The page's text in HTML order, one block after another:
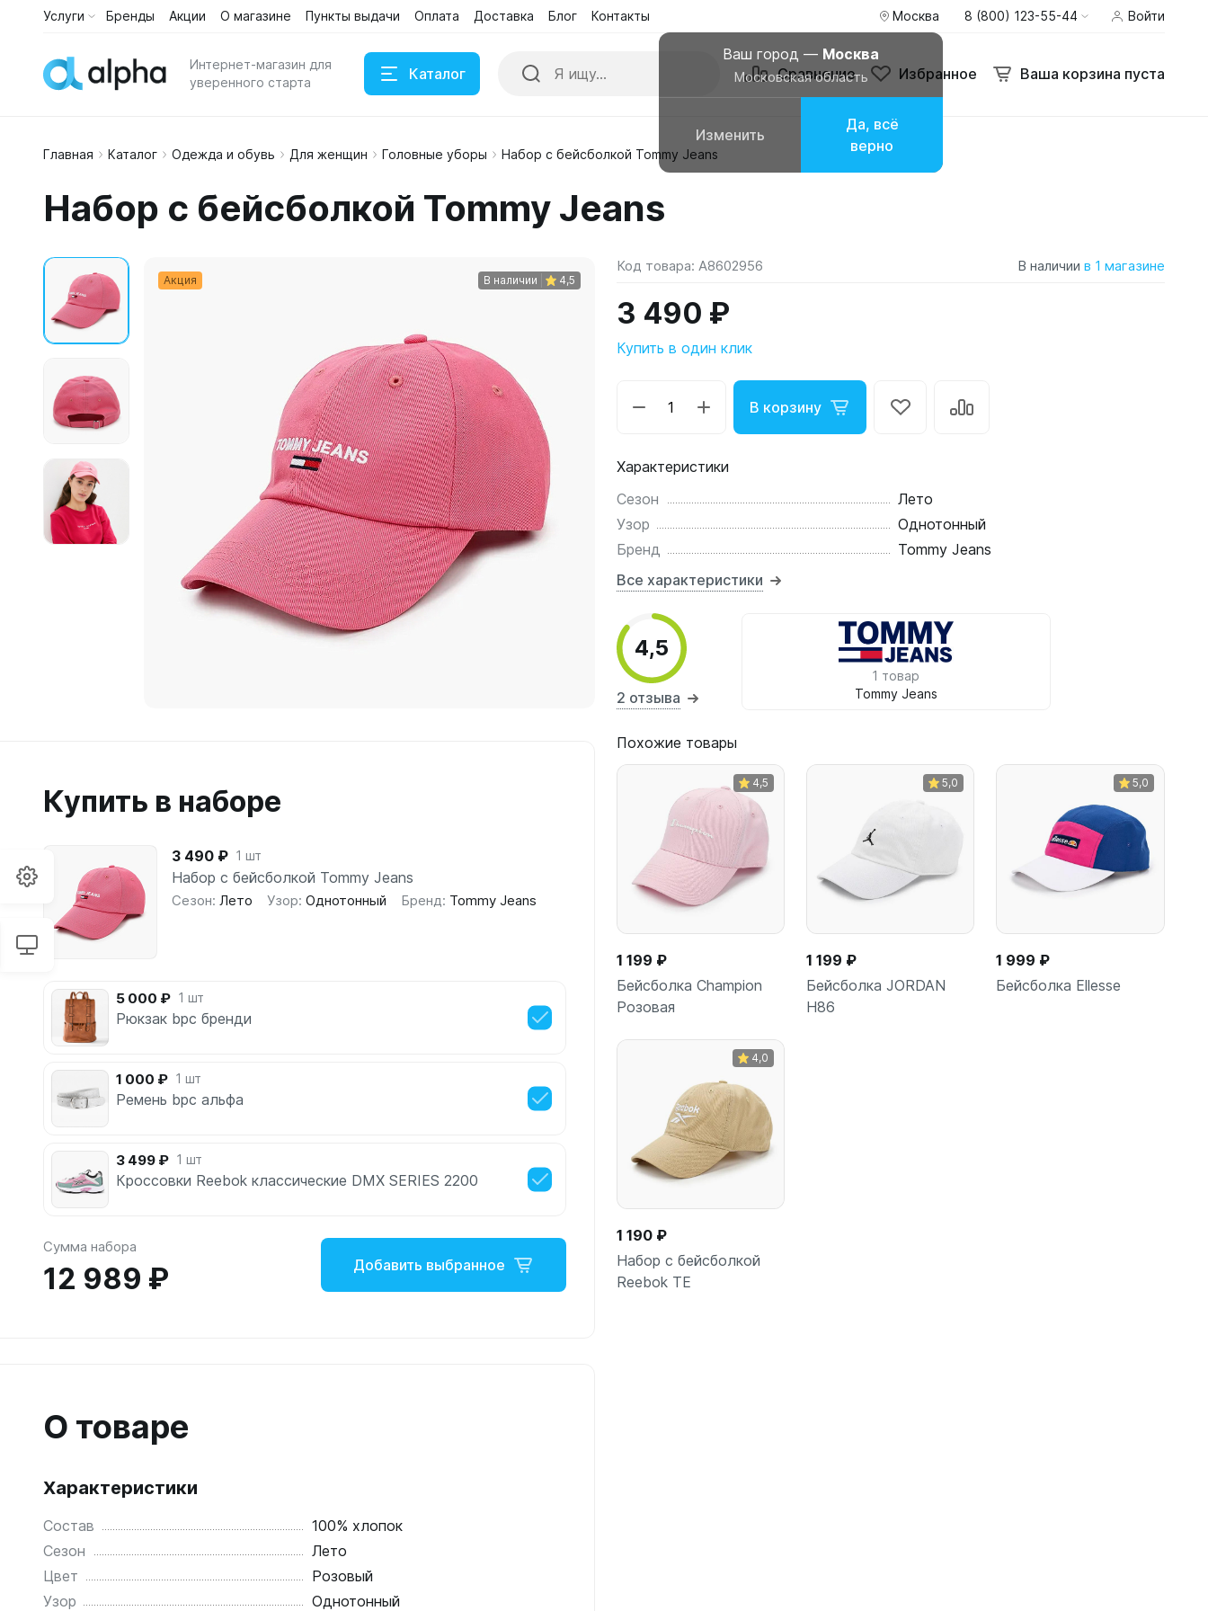
Услуги Бренды Акции О магазине Пункты выдачи Оплата Доставка Блог Контакты Москва
Ваш город — Москва
Московская область
Изменить
Да, всё
верно
8 (800) 123-55-44 Войти
Интернет-магазин для
уверенного старта
Каталог Сравнение Избранное Ваша корзина пуста
Наушники
Портативные колонки
Умные часы
Чехлы для смартфонов
Главная Каталог Одежда и обувь Для женщин Головные уборы Набор с бейсболкой Tommy Jeans
Набор с бейсболкой Tommy Jeans
Акция В наличии 4,5
Код товара: A8602956 В наличии в 1 магазине
3 490 ₽
Купить в один клик
В корзину
Характеристики
Сезон
Лето
Узор
Однотонный
Бренд
Tommy Jeans
Все характеристики
4,5
2 отзыва
1 товар
Tommy Jeans
Похожие товары
4,5
1 199 ₽
Бейсболка Champion
Розовая
5,0
1 199 ₽
Бейсболка JORDAN
H86
5,0
1 999 ₽
Бейсболка Ellesse
4,0
1 190 ₽
Набор с бейсболкой
Reebok TE
Купить в наборе
3 490 ₽ 1 шт
Набор с бейсболкой Tommy Jeans
Сезон: Лето Узор: Однотонный Бренд: Tommy Jeans
5 000 ₽ 1 шт
Рюкзак bpc бренди
1 000 ₽ 1 шт
Ремень bpc альфа
3 499 ₽ 1 шт
Кроссовки Reebok классические DMX SERIES 2200
Сумма набора
12 989 ₽ Добавить выбранное
О товаре
Характеристики
Состав
100% хлопок
Сезон
Лето
Цвет
Розовый
Узор
Однотонный